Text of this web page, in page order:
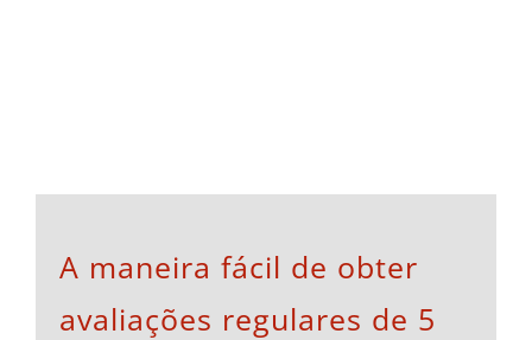
A maneira fácil de obter
avaliações regulares de 5